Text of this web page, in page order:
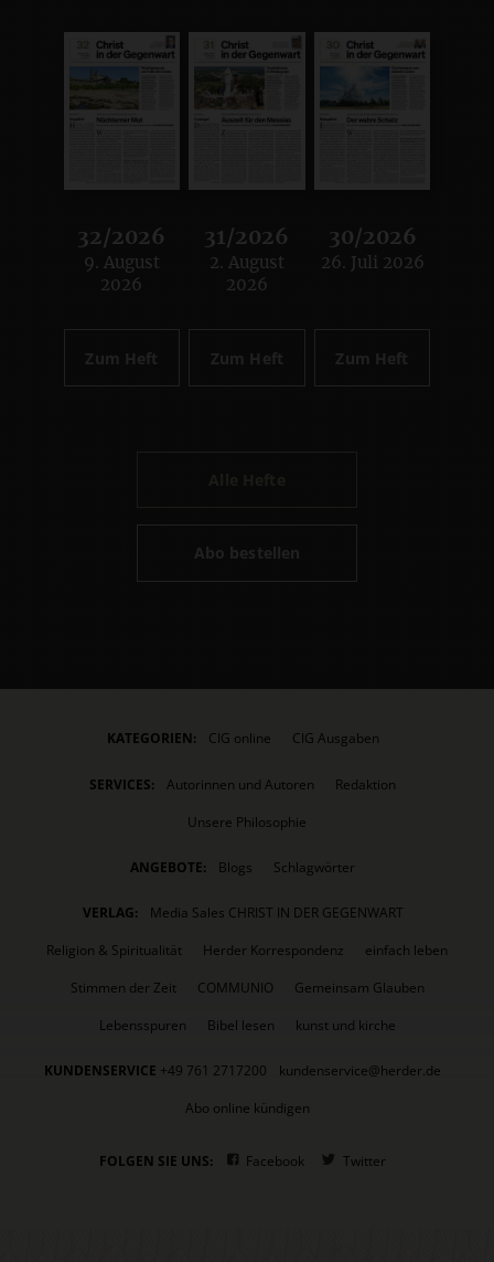
32/2026
:
9. August
2026
Zum Heft
31/2026
:
2. August
2026
Zum Heft
30/2026
:
26. Juli 2026
Zum Heft
Abo bestellen
KATEGORIEN: CIG online CIG Ausgaben
SERVICES: Autorinnen und Autoren
Redaktion
Unsere Philosophie
ANGEBOTE: Blogs Schlagwörter
VERLAG:
Media Sales CHRIST IN DER GEGENWART
Religion & Spiritualität
Herder Korrespondenz
einfach leben
Stimmen der Zeit
COMMUNIO
Gemeinsam Glauben
Lebensspuren
Bibel lesen kunst und kirche
KUNDENSERVICE +49 761 2717200
kundenservice@herder.de
Abo online kündigen
FOLGEN SIE UNS: Facebook Twitter